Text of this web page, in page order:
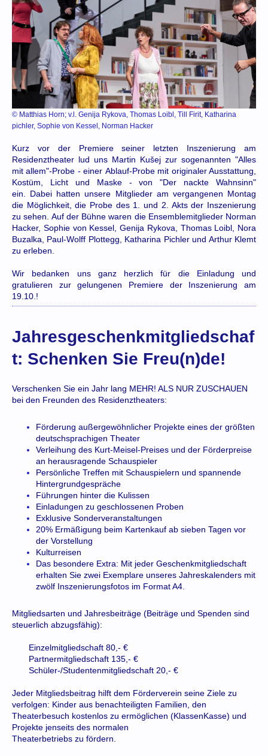
© Matthias Horn; v.l. Genija Rykova, Thomas Loibl, Till Firit, Katharina
pichler, Sophie von Kessel, Norman Hacker
Kurz vor der Premiere seiner letzten Inszenierung am
Residenztheater lud uns Martin Kušej zur sogenannten "Alles
mit allem"-Probe - einer Ablauf-Probe mit originaler Ausstattung,
Kostüm, Licht und Maske - von "Der nackte Wahnsinn"
ein. Dabei hatten unsere Mitglieder am vergangenen Montag
die Möglichkeit, die Probe des 1. und 2. Akts der Inszenierung
zu sehen. Auf der Bühne waren die Ensemblemitglieder Norman
Hacker, Sophie von Kessel, Genija Rykova, Thomas Loibl, Nora
Buzalka, Paul-Wolff Plottegg, Katharina Pichler und Arthur Klemt
zu erleben.
Wir bedanken uns ganz herzlich für die Einladung und
gratulieren zur gelungenen Premiere der Inszenierung am
19.10.!
Jahresgeschenkmitgliedschaf
t: Schenken Sie Freu(n)de!
Verschenken Sie ein Jahr lang MEHR! ALS NUR ZUSCHAUEN
bei den Freunden des Residenztheaters:
Förderung außergewöhnlicher Projekte eines der größten
deutschsprachigen Theater
Verleihung des Kurt-Meisel-Preises und der Förderpreise
an herausragende Schauspieler
Persönliche Treffen mit Schauspielern und spannende
Hintergrundgespräche
Führungen hinter die Kulissen
Einladungen zu geschlossenen Proben
Exklusive Sonderveranstaltungen
20% Ermäßigung beim Kartenkauf ab sieben Tagen vor
der Vorstellung
Kulturreisen
Das besondere Extra: Mit jeder Geschenkmitgliedschaft
erhalten Sie zwei Exemplare unseres Jahreskalenders mit
zwölf Inszenierungsfotos im Format A4.
Mitgliedsarten und Jahresbeiträge (Beiträge und Spenden sind
steuerlich abzugsfähig):
Einzelmitgliedschaft 80,- €
Partnermitgliedschaft 135,- €
Schüler-/Studentenmitgliedschaft 20,- €
Jeder Mitgliedsbeitrag hilft dem Förderverein seine Ziele zu
verfolgen: Kinder aus benachteiligten Familien, den
Theaterbesuch kostenlos zu ermöglichen (KlassenKasse) und
Projekte jenseits des normalen
Theaterbetriebs zu fördern.